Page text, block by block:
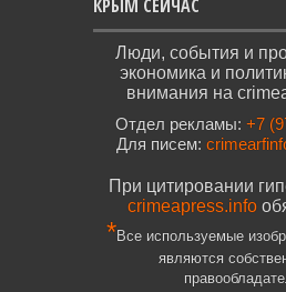
КРЫМ СЕЙЧАС
Люди, события и
экономика и
внимания на
Отдел рекламы: +7
Для писем:
При цитировании
crimeapress.info
*Все используемые
являются